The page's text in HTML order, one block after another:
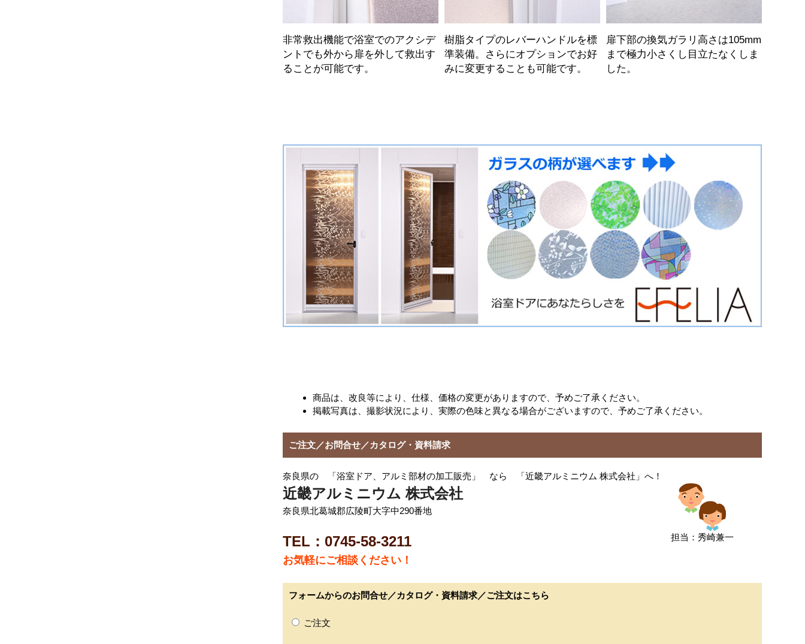
非常救出機能で浴室でのアクシデ
ントでも外から扉を外して救出す
ることが可能です。
樹脂タイプのレバーハンドルを標
準装備。さらにオプションでお好
みに変更することも可能です。
扉下部の換気ガラリ高さは105mm
まで極力小さくし目立たなくしま
した。
商品は、改良等により、仕様、価格の変更がありますので、予めご了承ください。
掲載写真は、撮影状況により、実際の色味と異なる場合がございますので、予めご了承ください。
ご注文／お問合せ／カタログ・資料請求
奈良県の 「浴室ドア、アルミ部材の加工販売」 なら 「近畿アルミニウム 株式会社」へ！
近畿アルミニウム 株式会社
奈良県北葛城郡広陵町大字中290番地
TEL：0745-58-3211
お気軽にご相談ください！
担当：秀崎兼一
フォームからのお問合せ／カタログ・資料請求／ご注文はこちら
ご注文